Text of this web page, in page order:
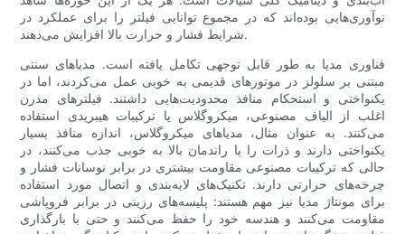
نوآوری‌هایی بوده‌اند که در مجموع توانایی فیلتر را برای عملکرد در
شرایط فشار و حرارت بالا افزایش می‌دهند.
فناوری مدیا به طور قابل توجهی تکامل یافته است. مدیاهای سنتی
مبتنی بر سلولز در موتورهای قدیمی به خوبی عمل می‌کردند، اما در
یکنواختی و استحکام منافذ محدودیت‌هایی داشتند. فیلترهای مدرن
اغلب از الیاف مصنوعی، میکروگلاس یا ترکیبات هیبریدی استفاده
می‌کنند. به عنوان مثال، مدیاهای میکروگلاس، اندازه منافذ بسیار
یکنواختی دارند و ذرات را با راندمان بالا به خوبی جذب می‌کنند، در
حالی که ترکیبات مصنوعی مقاومت بیشتری در برابر نوسانات فشار و
چرخه‌های حرارتی دارند. تکنیک‌های لایه‌بندی و اتصال مورد استفاده
برای مونتاژ مدیا نیز مهم هستند: پلیسه‌های رزینی در برابر فروپاشی
مقاومت می‌کنند و هندسه خود را حفظ می‌کنند و حتی با بارگذاری